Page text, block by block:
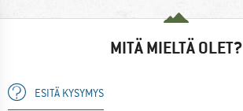
MITÄ MIELTÄ OLET?
ESITÄ KYSYMYS